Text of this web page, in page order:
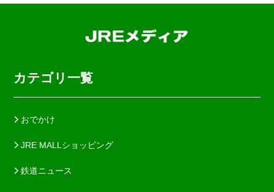
カテゴリ一覧
おでかけ
JRE MALLショッピング
鉄道ニュース